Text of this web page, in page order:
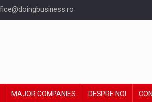
MAJOR COMPANIES DESPRE NOI